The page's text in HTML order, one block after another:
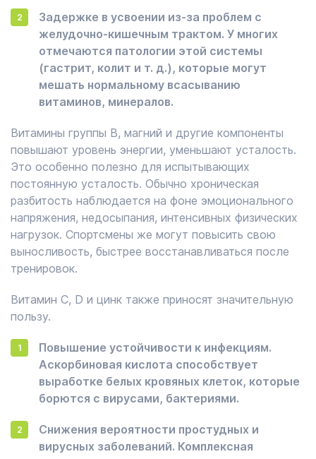
Задержке в усвоении из-за проблем с
желудочно-кишечным трактом. У многих
отмечаются патологии этой системы
(гастрит, колит и т. д.), которые могут
мешать нормальному всасыванию
витаминов, минералов.
Витамины группы B, магний и другие компоненты
повышают уровень энергии, уменьшают усталость.
Это особенно полезно для испытывающих
постоянную усталость. Обычно хроническая
разбитость наблюдается на фоне эмоционального
напряжения, недосыпания, интенсивных физических
нагрузок. Спортсмены же могут повысить свою
выносливость, быстрее восстанавливаться после
тренировок.
Витамин C, D и цинк также приносят значительную
пользу.
Повышение устойчивости к инфекциям.
Аскорбиновая кислота способствует
выработке белых кровяных клеток, которые
борются с вирусами, бактериями.
Снижения вероятности простудных и
вирусных заболеваний. Комплексная